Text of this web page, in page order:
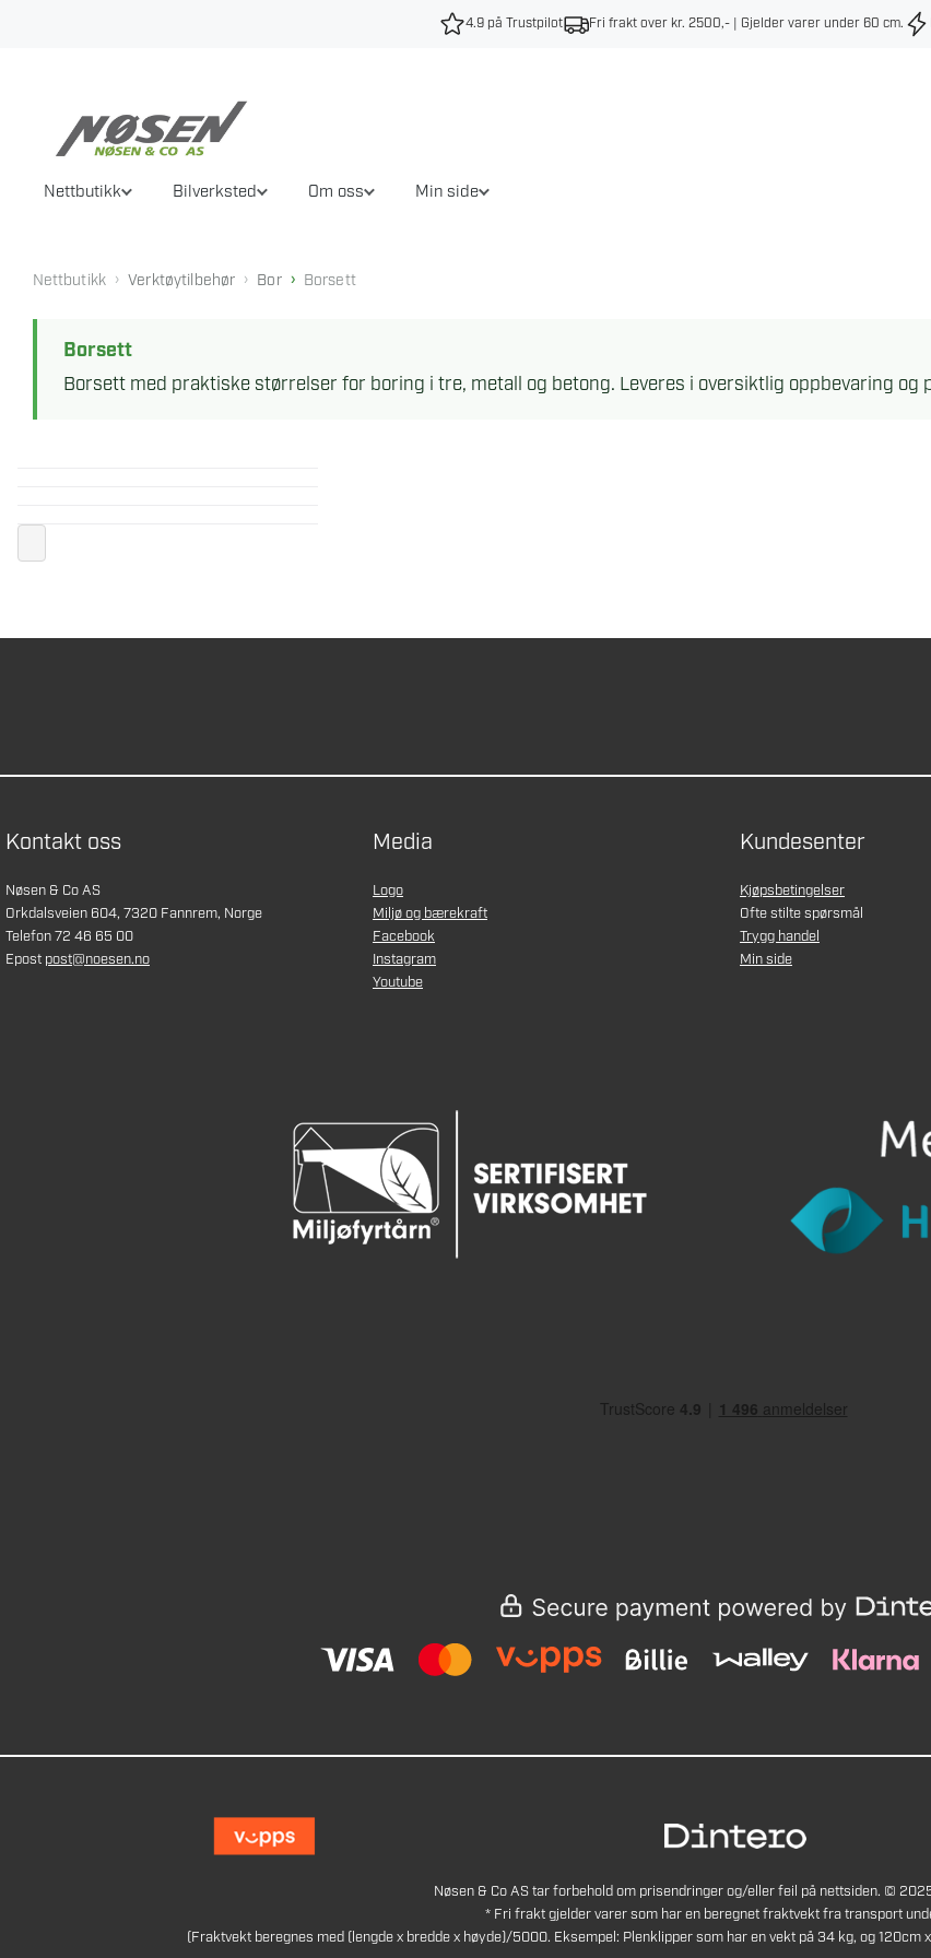
4.9 på Trustpilot Fri frakt over kr. 2500,- | Gjelder varer under 60 cm.
Nettbutikk Bilverksted Om oss Min side
Nettbutikk › Verktøytilbehør › Bor › Borsett
Borsett
Borsett med praktiske størrelser for boring i tre, metall og betong. Leveres i oversiktlig oppbevaring og
Kontakt oss
Nøsen & Co AS
Orkdalsveien 604, 7320 Fannrem, Norge
Telefon 72 46 65 00
Epost post@noesen.no
Media
Logo
Miljø og bærekraft
Facebook
Instagram
Youtube
Kundesenter
Kjøpsbetingelser
Ofte stilte spørsmål
Trygg handel
Min side
Nøsen & Co AS tar forbehold om prisendringer og/eller feil på nettsiden. ©
* Fri frakt gjelder varer som har en beregnet fraktvekt fra transport
(Fraktvekt beregnes med (lengde x bredde x høyde)/5000. Eksempel: Plenklipper som har en vekt på 34 kg, og